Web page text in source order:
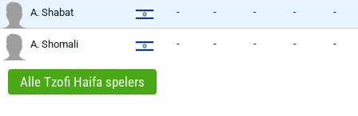
A. Shabat - - - - -
A. Shomali - - - - -
Alle Tzofi Haifa spelers